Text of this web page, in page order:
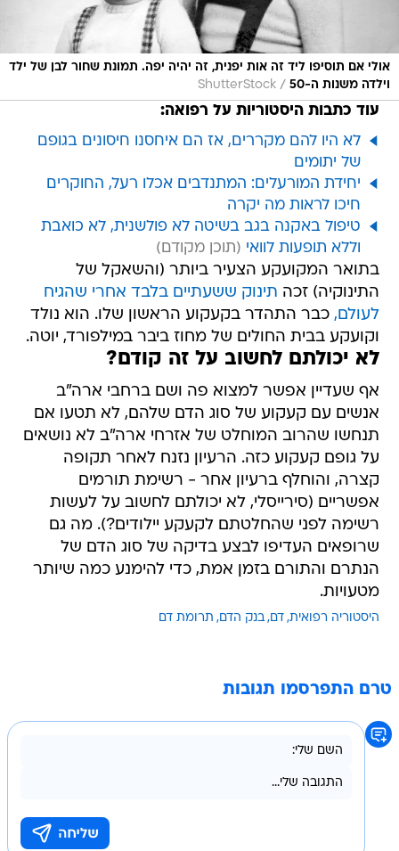
אולי אם תוסיפו ליד זה אות יפנית, זה יהיה יפה. תמונת שחור לבן של ילד
וילדה משנות ה-50
/
ShutterStock
עוד כתבות היסטוריות על רפואה:
לא היו להם מקררים, אז הם איחסנו חיסונים בגופם
של יתומים
יחידת המורעלים: המתנדבים אכלו רעל, החוקרים
חיכו לראות מה יקרה
טיפול באקנה בגב בשיטה לא פולשנית, לא כואבת
וללא תופעות לוואי
בתואר המקועקע הצעיר ביותר (והשאקל של
התינוקיה) זכה תינוק ששעתיים בלבד אחרי שהגיח
לעולם, כבר התהדר בקעקוע הראשון שלו. הוא נולד
וקועקע בבית החולים של מחוז ביבר במילפורד, יוטה.
לא יכולתם לחשוב על זה קודם?
אף שעדיין אפשר למצוא פה ושם ברחבי ארה"ב
אנשים עם קעקוע של סוג הדם שלהם, לא תטעו אם
תנחשו שהרוב המוחלט של אזרחי ארה"ב לא נושאים
על גופם קעקוע כזה. הרעיון נזנח לאחר תקופה
קצרה, והוחלף ברעיון אחר - רשימת תורמים
אפשריים (סירייסלי, לא יכולתם לחשוב על לעשות
רשימה לפני שהחלטתם לקעקע יילודים?). מה גם
שרופאים העדיפו לבצע בדיקה של סוג הדם של
הנתרם והתורם בזמן אמת, כדי להימנע כמה שיותר
מטעויות.
היסטוריה רפואית דם בנק הדם תרומת דם
טרם התפרסמו תגובות